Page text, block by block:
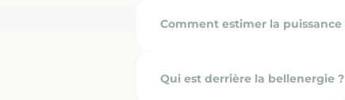
Comment estimer la
Qui est derrière la bellenergie ?